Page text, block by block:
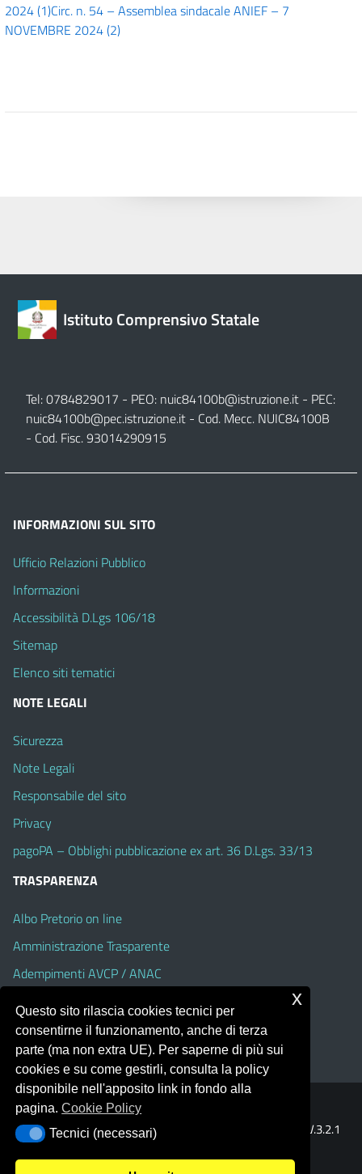
2024 (1)Circ. n. 54 – Assemblea sindacale ANIEF – 7
NOVEMBRE 2024 (2)
Istituto Comprensivo Statale
Tel: 0784829017 - PEO: nuic84100b@istruzione.it - PEC:
nuic84100b@pec.istruzione.it - Cod. Mecc. NUIC84100B
- Cod. Fisc. 93014290915
INFORMAZIONI SUL SITO
Ufficio Relazioni Pubblico
Informazioni
Accessibilità D.Lgs 106/18
Sitemap
Elenco siti tematici
NOTE LEGALI
Sicurezza
Note Legali
Responsabile del sito
Privacy
pagoPA – Obblighi pubblicazione ex art. 36 D.Lgs. 33/13
TRASPARENZA
Albo Pretorio on line
Amministrazione Trasparente
Adempimenti AVCP / ANAC
Dichiarazione di accessibilità
Portale realizzato con la piattaforma
Template Italia configurato sul tema accessibile
V.3.2.1
(Alioth)
Questo sito rilascia cookies tecnici per
consentirne il funzionamento, anche di terza
parte (ma non extra UE). Per saperne di più sui
cookies e su come gestirli, consulta la policy
disponibile nell'apposito link in fondo alla
pagina.Cookie Policy
Tecnici (necessari)
Tecnici (necessari)
x